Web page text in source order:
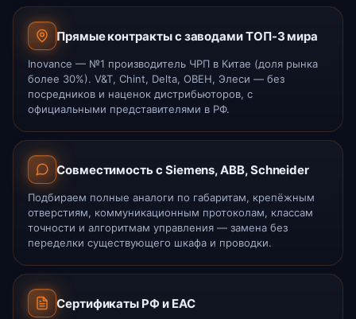
Прямые контракты с заводами ТОП-3 мира
Inovance — №1 производитель ЧРП в Китае (доля рынка
более 30%). V&T, Chint, Delta, ОВЕН, Элеси — без
посредников и наценок дистрибьюторов, с
официальными представителями в РФ.
Совместимость с Siemens, ABB, Schneider
Подбираем полные аналоги по габаритам, крепёжным
отверстиям, коммуникационным протоколам, классам
точности и алгоритмам управления — замена без
переделки существующего шкафа и проводки.
Сертификаты РФ и ЕАС